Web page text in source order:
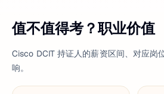
值不值得考？职业价值
Cisco DCIT 持证人的薪资区间、对应岗
响。